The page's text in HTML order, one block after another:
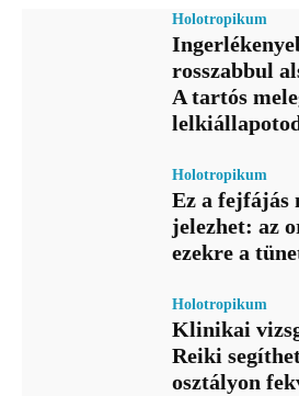
Holotropikum
rosszabbul
A tartós
Holotropikum
Ez a fejfájás
jelezhet: az
ezekre a
Holotropikum
Klinikai
Reiki
osztályon